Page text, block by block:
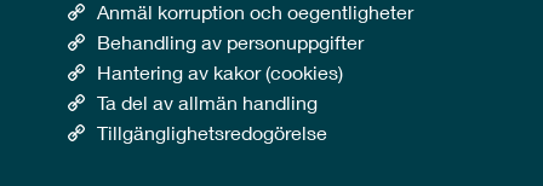
Anmäl korruption och oegentligheter
Behandling av personuppgifter
Hantering av kakor (cookies)
Ta del av allmän handling
Tillgänglighetsredogörelse